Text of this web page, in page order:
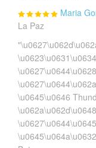
Maria
La Paz
\u0645\u0646